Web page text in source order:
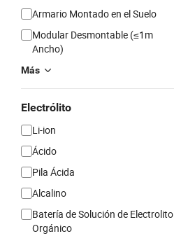
Armario Montado en el Suelo
Modular Desmontable (≤1m
Ancho)
Más
Electrólito
Li-ion
Ácido
Pila Ácida
Alcalino
Batería de Solución de Electrolito
Orgánico